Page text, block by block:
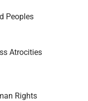
Peoples
Atrocities
Rights